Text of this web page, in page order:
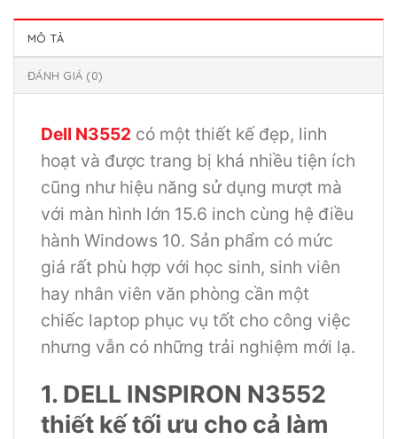
MÔ TẢ
ĐÁNH GIÁ (0)
Dell N3552 có một thiết kế đẹp, linh
hoạt và được trang bị khá nhiều tiện ích
cũng như hiệu năng sử dụng mượt mà
với màn hình lớn 15.6 inch cùng hệ điều
hành Windows 10. Sản phẩm có mức
giá rất phù hợp với học sinh, sinh viên
hay nhân viên văn phòng cần một
chiếc laptop phục vụ tốt cho công việc
nhưng vẫn có những trải nghiệm mới lạ.
1. DELL INSPIRON N3552
thiết kế tối ưu cho cả làm